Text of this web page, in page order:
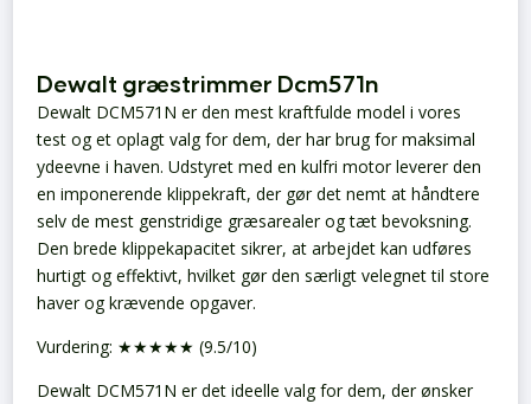
Dewalt græstrimmer Dcm571n
Dewalt DCM571N er den mest kraftfulde model i vores
test og et oplagt valg for dem, der har brug for maksimal
ydeevne i haven. Udstyret med en kulfri motor leverer den
en imponerende klippekraft, der gør det nemt at håndtere
selv de mest genstridige græsarealer og tæt bevoksning.
Den brede klippekapacitet sikrer, at arbejdet kan udføres
hurtigt og effektivt, hvilket gør den særligt velegnet til store
haver og krævende opgaver.
Vurdering: ★★★★★ (9.5/10)
Dewalt DCM571N er det ideelle valg for dem, der ønsker